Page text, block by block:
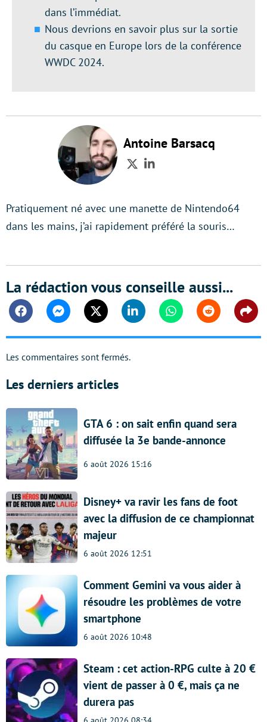
dans l’immédiat.
Nous devrions en savoir plus sur la sortie
du casque en Europe lors de la conférence
WWDC 2024.
Antoine Barsacq
TwitterLinkedIn
Pratiquement né avec une manette de Nintendo64
dans les mains, j’ai rapidement préféré la souris…
La rédaction vous conseille aussi...
FacebookMessengerTwitter Linkedin WhatsappReddit
Les commentaires sont fermés.
Les derniers articles
GTA 6 : on sait enfin quand sera
diffusée la 3e bande-annonce
6 août 2026 15:16
Disney+ va ravir les fans de foot
avec la diffusion de ce championnat
majeur
6 août 2026 12:51
Comment Gemini va vous aider à
résoudre les problèmes de votre
smartphone
6 août 2026 10:48
Steam : cet action-RPG culte à 20 €
vient de passer à 0 €, mais ça ne
durera pas